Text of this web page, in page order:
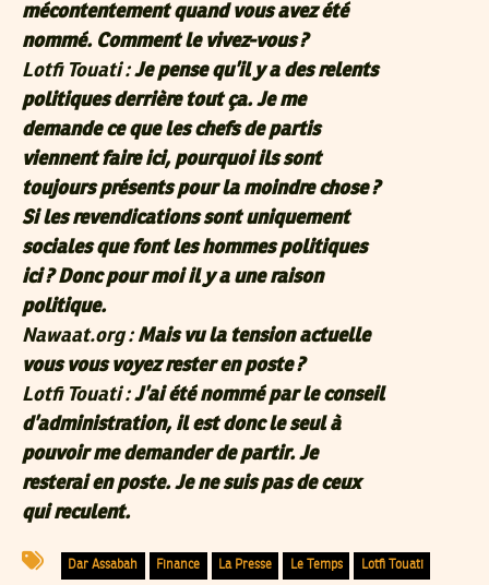
mécontentement quand vous avez été
nommé. Comment le vivez-vous ?
Lotfi Touati :Je pense qu’il y a des relents
politiques derrière tout ça. Je me
demande ce que les chefs de partis
viennent faire ici, pourquoi ils sont
toujours présents pour la moindre chose ?
Si les revendications sont uniquement
sociales que font les hommes politiques
ici ? Donc pour moi il y a une raison
politique.
Nawaat.org :Mais vu la tension actuelle
vous vous voyez rester en poste ?
Lotfi Touati :J’ai été nommé par le conseil
d’administration, il est donc le seul à
pouvoir me demander de partir. Je
resterai en poste. Je ne suis pas de ceux
qui reculent.
Dar Assabah Finance La Presse Le Temps Lotfi Touati